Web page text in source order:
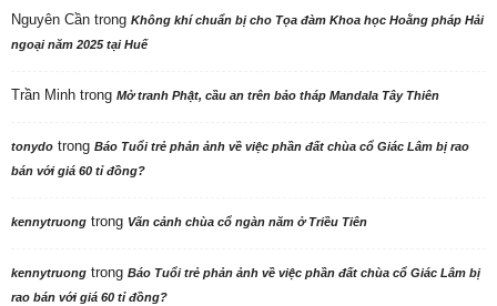
Nguyên Cần trong Không khí chuẩn bị cho Tọa đàm Khoa học Hoằng pháp Hải
ngoại năm 2025 tại Huế
Trần Minh trong Mở tranh Phật, cầu an trên bảo tháp Mandala Tây Thiên
tonydo trong Báo Tuổi trẻ phản ảnh về việc phần đất chùa cổ Giác Lâm bị rao
bán với giá 60 tỉ đồng?
kennytruong trong Vãn cảnh chùa cổ ngàn năm ở Triều Tiên
kennytruong trong Báo Tuổi trẻ phản ảnh về việc phần đất chùa cổ Giác Lâm bị
rao bán với giá 60 tỉ đồng?